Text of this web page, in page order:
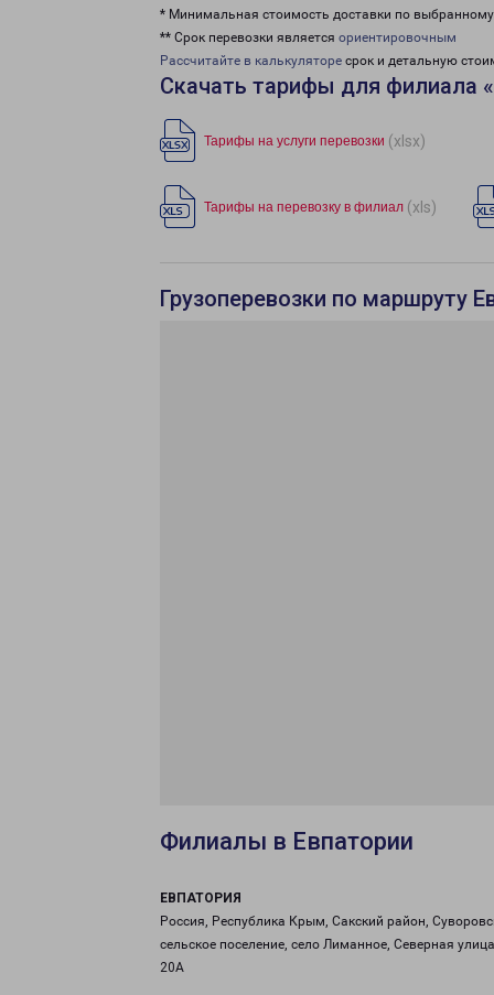
* Минимальная стоимость доставки по
** Срок перевозки является ориентировочным
Рассчитайте в калькуляторе срок и детальную
Скачать тарифы для филиала
Тарифы на услуги перевозки (xlsx)
Тарифы на перевозку в филиал (xls)
Грузоперевозки по маршруту
Филиалы в Евпатории
ЕВПАТОРИЯ
Россия, Республика Крым, Сакский район,
сельское поселение, село Лиманное, Северная
20А